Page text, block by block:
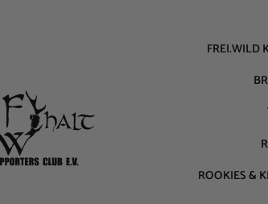
FREI.WILD
ROOKIES &